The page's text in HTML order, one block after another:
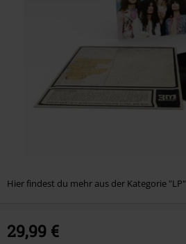
Hier findest du mehr aus der Kategorie "LP"
29,99 €